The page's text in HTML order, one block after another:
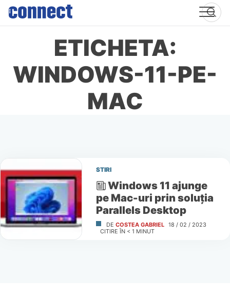
Skip
content
ETICHETA:
WINDOWS-11-PE-
MAC
STIRI
Windows 11 ajunge
pe Mac-uri prin soluţia
Parallels Desktop
DE COSTEA GABRIEL 18 / 02 / 2023
CITIRE ÎN < 1 MINUT